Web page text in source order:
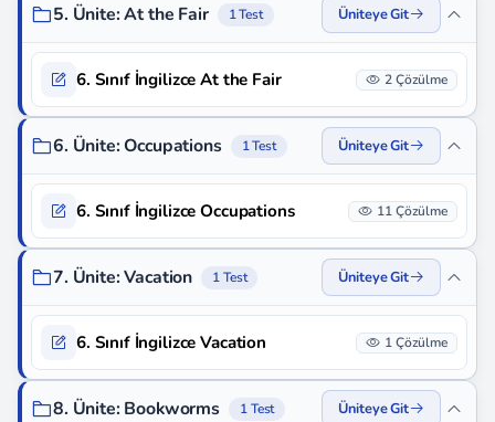
5. Ünite: At the Fair 1 Test Üniteye Git
6. Sınıf İngilizce At the Fair 2 Çözülme
6. Ünite: Occupations 1 Test Üniteye Git
6. Sınıf İngilizce Occupations 11 Çözülme
7. Ünite: Vacation 1 Test Üniteye Git
6. Sınıf İngilizce Vacation 1 Çözülme
8. Ünite: Bookworms 1 Test Üniteye Git